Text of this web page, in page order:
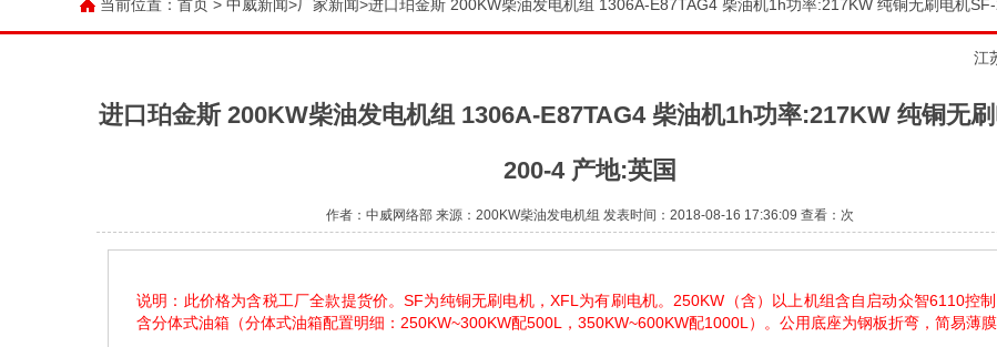
当前位置： 首页 > 中威新闻>厂家新闻>进口珀金斯 200KW柴油发电机组 1306A-E87TAG4 柴油机1h功率:217KW 纯铜无刷电机
江
进口珀金斯 200KW柴油发电机组 1306A-E87TAG4 柴油机1h功率:217KW 纯铜无
200-4 产地:英国
作者：中威网络部 来源：200KW柴油发电机组 发表时间：2018-08-16 17:36:09 查看： 次
说明：此价格为含税工厂全款提货价。SF为纯铜无刷电机，XFL为有刷电机。250KW（含）以上机组含自启动众智6110控制
含分体式油箱（分体式油箱配置明细：250KW~300KW配500L，350KW~600KW配1000L）。公用底座为钢板折弯，简易薄膜